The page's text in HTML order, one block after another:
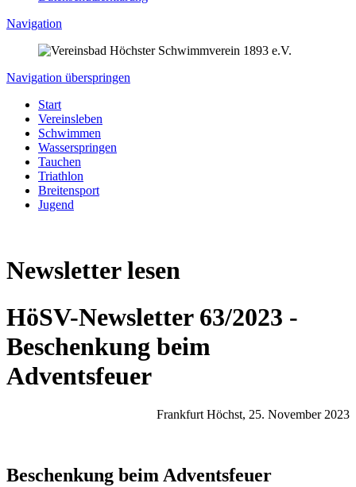
Navigation
Navigation überspringen
Start
Vereinsleben
Schwimmen
Wasserspringen
Tauchen
Triathlon
Breitensport
Jugend
Newsletter lesen
HöSV-Newsletter 63/2023 -
Beschenkung beim
Adventsfeuer
Frankfurt Höchst, 25. November 2023
Beschenkung beim Adventsfeuer